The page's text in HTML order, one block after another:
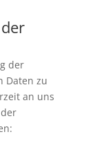
der
Daten zu
an uns